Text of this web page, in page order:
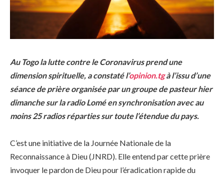
Au Togo la lutte contre le Coronavirus prend une
dimension spirituelle, a constaté l’opinion.tgà l’issu d’une
séance de prière organisée par un groupe de pasteur hier
dimanche sur la radio Lomé en synchronisation avec au
moins 25 radios réparties sur toute l’étendue du pays.
C’est une initiative de la Journée Nationale de la
Reconnaissance à Dieu (JNRD). Elle entend par cette prière
invoquer le pardon de Dieu pour l’éradication rapide du